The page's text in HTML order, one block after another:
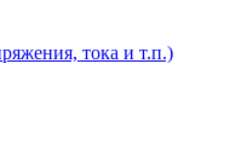
тока и т.п.)